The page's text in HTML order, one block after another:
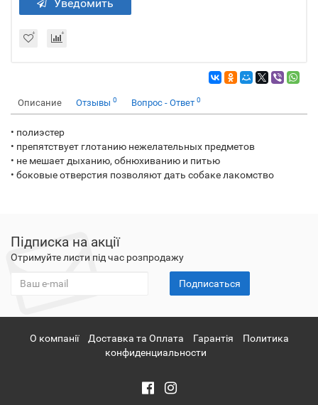
Уведомить
Описание Отзывы 0 Вопрос - Ответ 0
• полиэстер
• препятствует глотанию нежелательных предметов
• не мешает дыханию, обнюхиванию и питью
• боковые отверстия позволяют дать собаке лакомство
Підписка на акції
Отримуйте листи під час розпродажу
Подписаться
О компанії Доставка та Оплата Гарантія
Политика
конфиденциальности